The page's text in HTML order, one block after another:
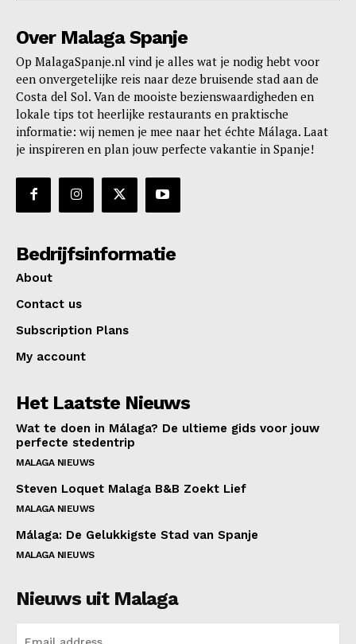
Over Malaga Spanje
Op MalagaSpanje.nl vind je alles wat je nodig hebt voor
een onvergetelijke reis naar deze bruisende stad aan de
Costa del Sol. Van de mooiste bezienswaardigheden en
lokale tips tot heerlijke restaurants en praktische
informatie: wij nemen je mee naar het échte Málaga. Laat
je inspireren en plan jouw perfecte vakantie in Spanje!
Bedrijfsinformatie
About
Contact us
Subscription Plans
My account
Het Laatste Nieuws
Wat te doen in Málaga? De ultieme gids voor jouw
perfecte stedentrip
MALAGA NIEUWS
Steven Loquet Malaga B&B Zoekt Lief
MALAGA NIEUWS
Málaga: De Gelukkigste Stad van Spanje
MALAGA NIEUWS
Nieuws uit Malaga